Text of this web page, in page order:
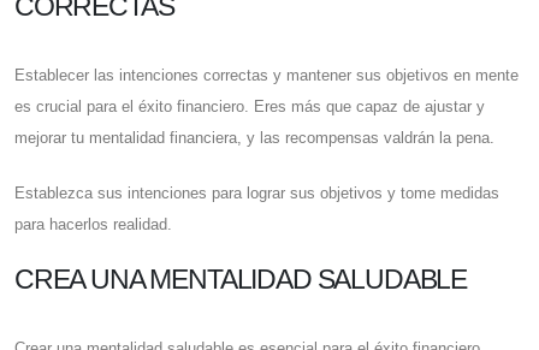
CORRECTAS
Establecer las intenciones correctas y mantener sus objetivos en mente
es crucial para el éxito financiero. Eres más que capaz de ajustar y
mejorar tu mentalidad financiera, y las recompensas valdrán la pena.
Establezca sus intenciones para lograr sus objetivos y tome medidas
para hacerlos realidad.
CREA UNA MENTALIDAD SALUDABLE